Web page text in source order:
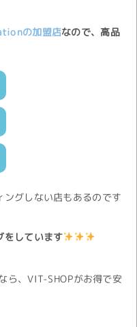
の加盟店なので、高品
グしない店もあるのです
をしています
ら、VIT-SHOPがお得で安